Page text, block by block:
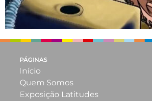
PÁGINAS
Início
Quem Somos
Exposição Latitudes